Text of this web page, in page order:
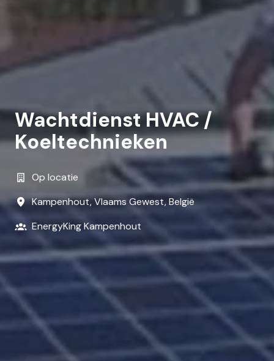
Wachtdienst HVAC /
Koeltechnieken
Op locatie
Kampenhout,Vlaams Gewest,België
EnergyKing Kampenhout